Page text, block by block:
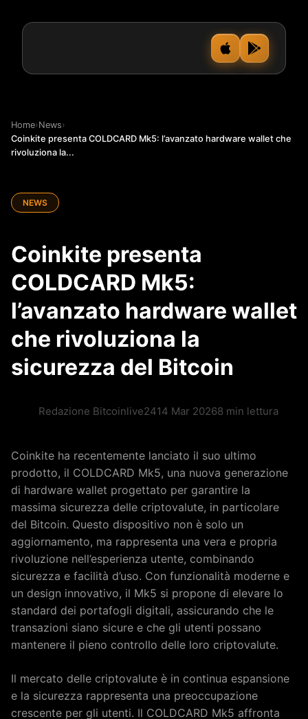
Home›News›
Coinkite presenta COLDCARD Mk5: l’avanzato hardware wallet che
rivoluziona la...
NEWS
Coinkite presenta
COLDCARD Mk5:
l’avanzato hardware wallet
che rivoluziona la
sicurezza del Bitcoin
Redazione Bitcoinlive2414 Mar 20268 min lettura
Coinkite ha recentemente lanciato il suo ultimo
prodotto, il COLDCARD Mk5, una nuova generazione
di hardware wallet progettato per garantire la
massima sicurezza delle criptovalute, in particolare
del Bitcoin. Questo dispositivo non è solo un
aggiornamento, ma rappresenta una vera e propria
rivoluzione nell’esperienza utente, combinando
sicurezza e facilità d’uso. Con funzionalità moderne e
un design innovativo, il Mk5 si propone di elevare lo
standard dei portafogli digitali, assicurando che le
transazioni siano sicure e che gli utenti possano
mantenere il pieno controllo delle loro criptovalute.
Il mercato delle criptovalute è in continua espansione
e la sicurezza rappresenta una preoccupazione
crescente per gli utenti. Il COLDCARD Mk5 affronta